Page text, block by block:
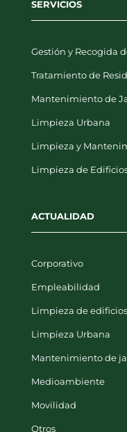
SERVICIOS
Gestión y Recogida
Mantenimiento de
Limpieza Urbana
Limpieza y
Limpieza de
ACTUALIDAD
Corporativo
Empleabilidad
Limpieza de edificios
Limpieza Urbana
Mantenimiento de